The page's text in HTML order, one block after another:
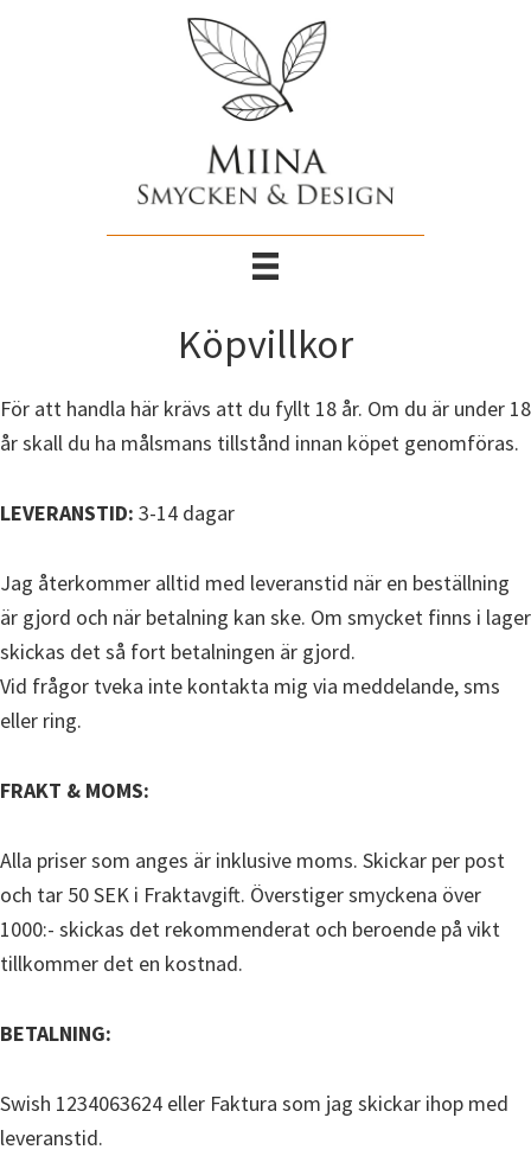
Köpvillkor
För att handla här krävs att du fyllt 18 år. Om du är under 18
år skall du ha målsmans tillstånd innan köpet genomföras.
LEVERANSTID: 3-14 dagar
Jag återkommer alltid med leveranstid när en beställning
är gjord och när betalning kan ske. Om smycket finns i lager
skickas det så fort betalningen är gjord.
Vid frågor tveka inte kontakta mig via meddelande, sms
eller ring.
FRAKT & MOMS:
Alla priser som anges är inklusive moms. Skickar per post
och tar 50 SEK i Fraktavgift. Överstiger smyckena över
1000:- skickas det rekommenderat och beroende på vikt
tillkommer det en kostnad.
BETALNING:
Swish 1234063624 eller Faktura som jag skickar ihop med
leveranstid.